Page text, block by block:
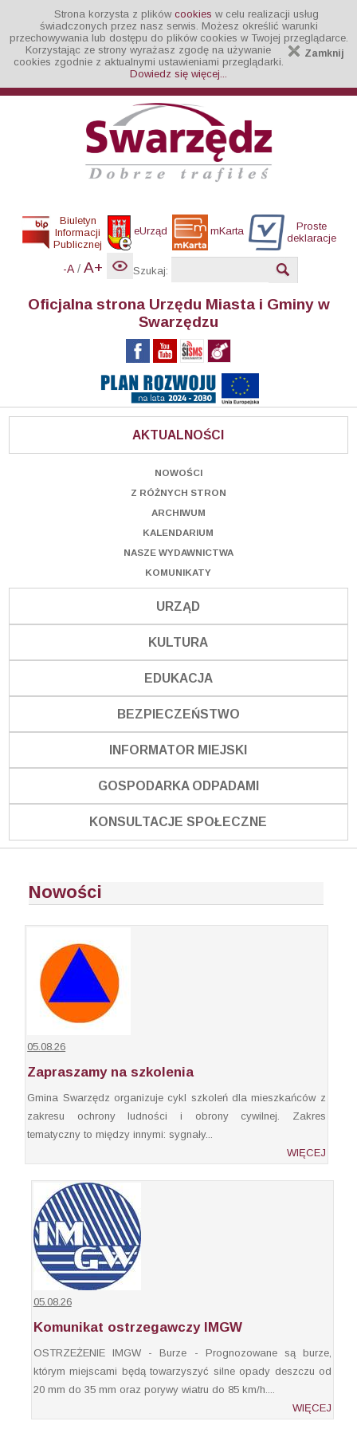
Strona korzysta z plików cookies w celu realizacji usług
świadczonych przez nasz serwis. Możesz określić warunki
przechowywania lub dostępu do plików cookies w Twojej przeglądarce.
Zamknij
Korzystając ze strony wyrażasz zgodę na używanie
cookies zgodnie z aktualnymi ustawieniami przeglądarki.
Dowiedz się więcej...
Biuletyn
Informacji
Publicznej
eUrząd mKarta
Proste
deklaracje
-A / A+ Szukaj:
Oficjalna strona Urzędu Miasta i Gminy w
Swarzędzu
AKTUALNOŚCI
NOWOŚCI
Z RÓŻNYCH STRON
ARCHIWUM
KALENDARIUM
NASZE WYDAWNICTWA
KOMUNIKATY
URZĄD
KULTURA
EDUKACJA
BEZPIECZEŃSTWO
INFORMATOR MIEJSKI
GOSPODARKA ODPADAMI
KONSULTACJE SPOŁECZNE
Nowości
05.08.26
Zapraszamy na szkolenia
Gmina Swarzędz organizuje cykl szkoleń dla mieszkańców z
zakresu ochrony ludności i obrony cywilnej. Zakres
tematyczny to między innymi: sygnały...
WIĘCEJ
05.08.26
Komunikat ostrzegawczy IMGW
OSTRZEŻENIE IMGW - Burze - Prognozowane są burze,
którym miejscami będą towarzyszyć silne opady deszczu od
20 mm do 35 mm oraz porywy wiatru do 85 km/h....
WIĘCEJ